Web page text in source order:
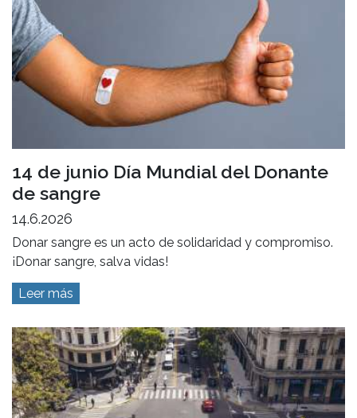
14 de junio Día Mundial del Donante
de sangre
14.6.2026
Donar sangre es un acto de solidaridad y compromiso.
¡Donar sangre, salva vidas!
Leer más